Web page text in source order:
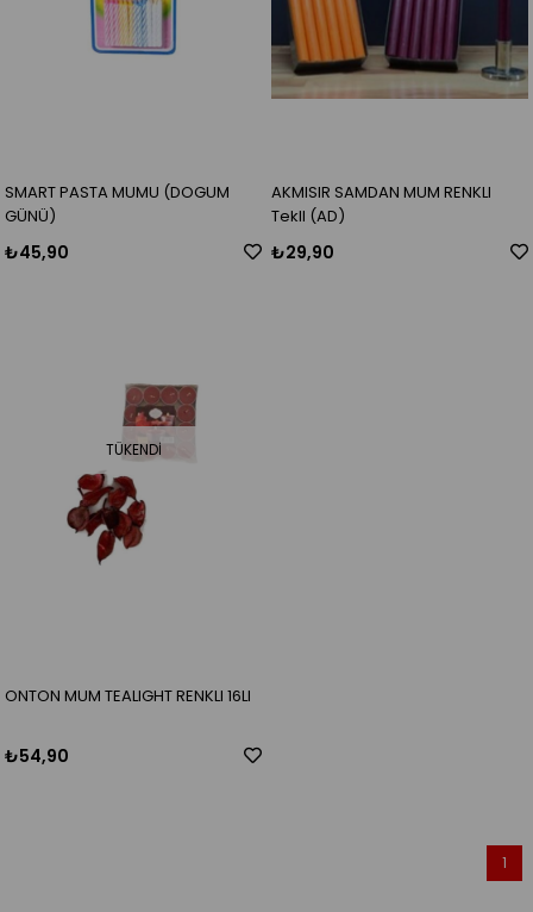
SMART PASTA MUMU (DOGUM
GÜNÜ)
₺45,90
AKMISIR SAMDAN MUM RENKLI
TeklI (AD)
₺29,90
TÜKENDI
ONTON MUM TEALIGHT RENKLI 16LI
₺54,90
1